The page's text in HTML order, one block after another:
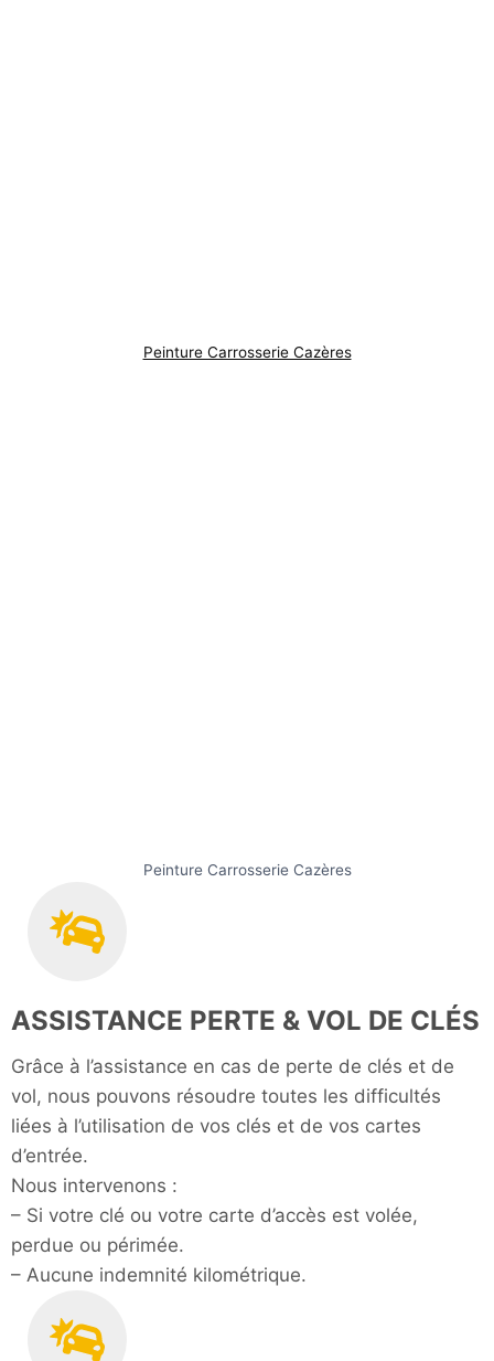
Peinture Carrosserie Cazères
Peinture Carrosserie Cazères
ASSISTANCE PERTE & VOL DE CLÉS
Grâce à l’assistance en cas de perte de clés et de
vol, nous pouvons résoudre toutes les difficultés
liées à l’utilisation de vos clés et de vos cartes
d’entrée.
Nous intervenons :
– Si votre clé ou votre carte d’accès est volée,
perdue ou périmée.
– Aucune indemnité kilométrique.